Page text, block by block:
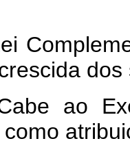
ao